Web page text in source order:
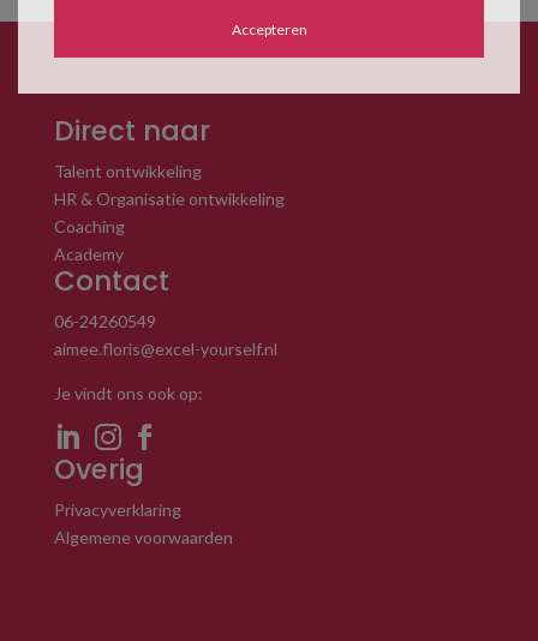
Direct naar
Talent ontwikkeling
HR & Organisatie ontwikkeling
Coaching
Academy
Contact
06-24260549
aimee.floris@excel-yourself.nl
Je vindt ons ook op:
  
Overig
Privacyverklaring
Algemene voorwaarden
Accepteren